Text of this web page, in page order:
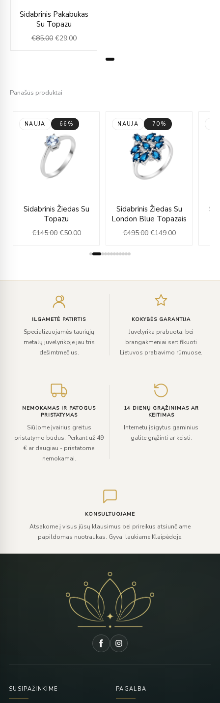
Sidabrinis Pakabukas
Su Topazu
€85.00
price
was:
€85.00.
€29.00
price
€29.00.
Panašūs produktai
NAUJA -66%
Sidabrinis Žiedas Su
Topazu
€145.00
Original
price
was:
€145.00.
€50.00
price
€50.00.
NAUJA -70%
Sidabrinis Žiedas Su
London Blue Topazais
€495.00
Original
price
was:
€495.00.
€149.00
price
is:
€149.00.
ILGAMETĖ PATIRTIS
Specializuojamės tauriųjų
metalų juvelyrikoje jau tris
dešimtmečius.
KOKYBĖS GARANTIJA
Juvelyrika prabuota, bei
brangakmeniai sertifikuoti
Lietuvos prabavimo rūmuose.
NEMOKAMAS IR PATOGUS
PRISTATYMAS
Siūlome įvairius greitus
pristatymo būdus. Perkant už 49
€ ar daugiau - pristatome
nemokamai.
14 DIENŲ GRĄŽINIMAS AR
KEITIMAS
Internetu įsigytus gaminius
galite grąžinti ar keisti.
KONSULTUOJAME
Atsakome į visus jūsų klausimus bei prireikus atsiunčiame
papildomas nuotraukas. Gyvai laukiame Klaipėdoje.
SUSIPAŽINKIME PAGALBA